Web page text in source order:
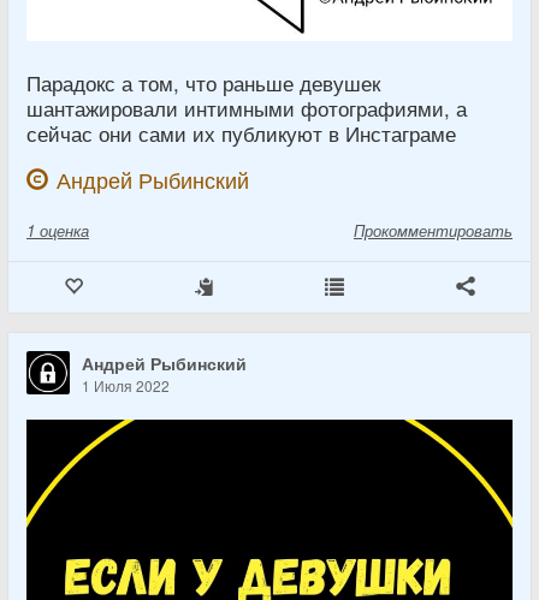
Парадокс а том, что раньше девушек
шантажировали интимными фотографиями, а
сейчас они сами их публикуют в Инстаграме
Андрей Рыбинский
1 оценка Прокомментировать
Андрей Рыбинский
1 Июля 2022